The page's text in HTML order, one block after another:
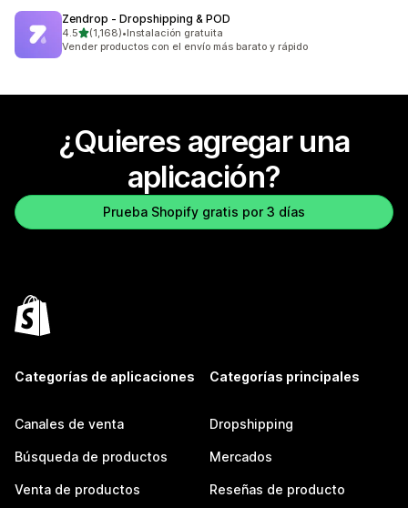
Zendrop ‑ Dropshipping & POD
4.5de 5 estrellas
(1,168)
1168 reseñas en total
•Instalación gratuita
Vender productos con el envío más barato y rápido
¿Quieres agregar una
aplicación?
Prueba Shopify gratis por 3 días
Categorías de aplicaciones
Canales de venta
Búsqueda de productos
Venta de productos
Categorías principales
Dropshipping
Mercados
Reseñas de producto